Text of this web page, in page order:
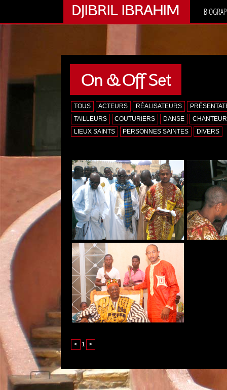
DJIBRIL IBRAHIM
On & Off Set
TOUS ACTEURS RÉALISATEURS
TAILLEURS
COUTURIERS DANSE
LIEUX SAINTS
PERSONNES SAINTES DIVERS
< 1 >